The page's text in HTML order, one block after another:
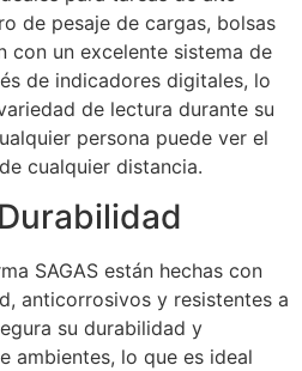
de pesaje de cargas, bolsas
con un excelente sistema de
de indicadores digitales, lo
de lectura durante su
persona puede ver el
cualquier distancia.
SAGAS están hechas con
anticorrosivos y resistentes a
su durabilidad y
ambientes, lo que es ideal